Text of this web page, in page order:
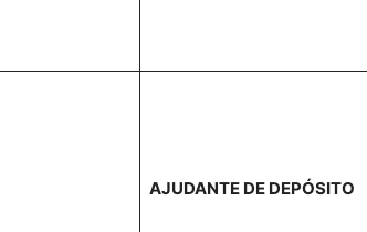
AJUDANTE DE DEPÓSITO